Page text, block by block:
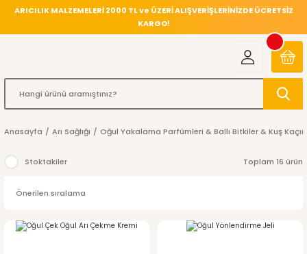
ARICILIK MALZEMELERİ 2000 TL ve ÜZERİ ALIŞVERİŞLERİNİZDE ÜCRETSİZ
KARGO!
Anasayfa Arı Sağlığı Oğul Yakalama Parfümleri & Ballı Bitkiler & Kuş
Stoktakiler Toplam 16 ürün